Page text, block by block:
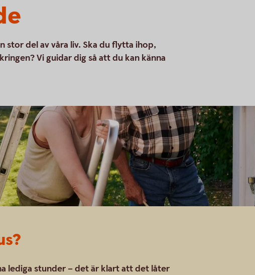
del av våra liv. Ska du flytta ihop,
Vi guidar dig så att du kan känna
lediga stunder – det är klart att det låter